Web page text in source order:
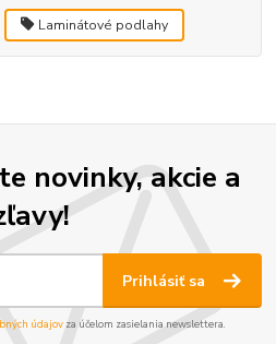
Laminátové podlahy
novinky, akcie a
Prihlásiť sa
údajov za účelom zasielania newslettera.